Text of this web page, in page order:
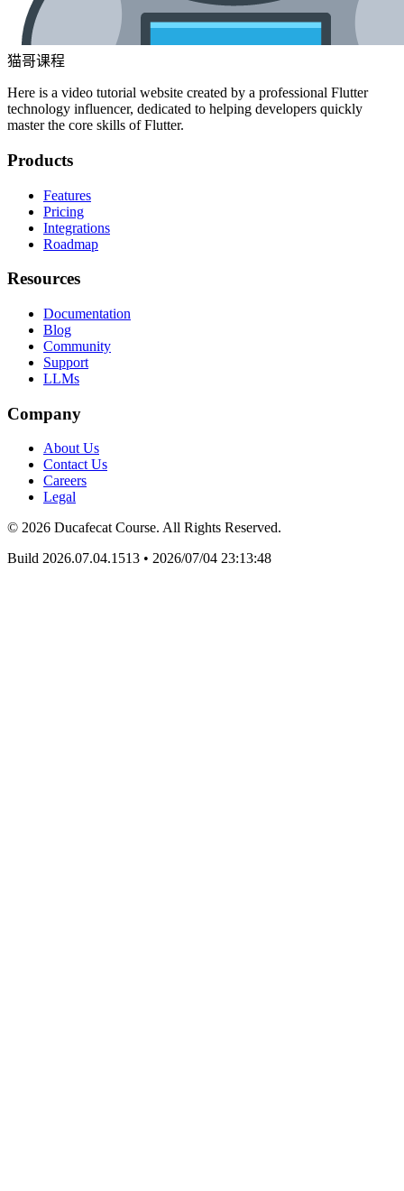
猫哥课程
Here is a video tutorial website created by a professional Flutter
technology influencer, dedicated to helping developers quickly
master the core skills of Flutter.
Products
Features
Pricing
Integrations
Roadmap
Resources
Documentation
Blog
Community
Support
LLMs
Company
About Us
Contact Us
Careers
Legal
© 2026 Ducafecat Course. All Rights Reserved.
Build 2026.07.04.1513 • 2026/07/04 23:13:48